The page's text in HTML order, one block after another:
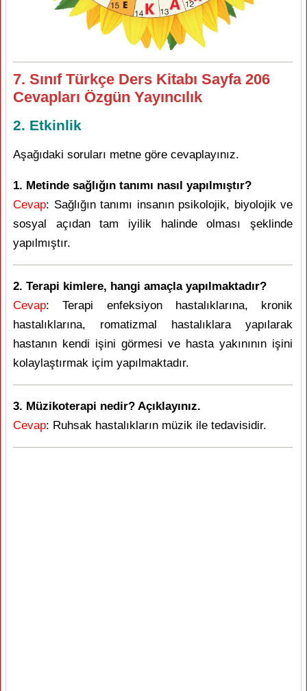
7. Sınıf Türkçe Ders Kitabı Sayfa 206
Cevapları Özgün Yayıncılık
2. Etkinlik
Aşağıdaki soruları metne göre cevaplayınız.
1. Metinde sağlığın tanımı nasıl yapılmıştır?
Cevap: Sağlığın tanımı insanın psikolojik, biyolojik ve
sosyal açıdan tam iyilik halinde olması şeklinde
yapılmıştır.
2. Terapi kimlere, hangi amaçla yapılmaktadır?
Cevap: Terapi enfeksiyon hastalıklarına, kronik
hastalıklarına, romatizmal hastalıklara yapılarak
hastanın kendi işini görmesi ve hasta yakınının işini
kolaylaştırmak içim yapılmaktadır.
3. Müzikoterapi nedir? Açıklayınız.
Cevap: Ruhsak hastalıkların müzik ile tedavisidir.